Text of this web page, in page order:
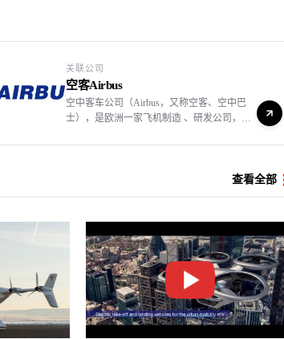
关联公司
空客Airbus
空中客车公司（Airbus，又称空客、空中巴
士），是欧洲一家飞机制造 、研发公司，
份由欧洲宇航防务集团公司（EADS）100%
查看全部